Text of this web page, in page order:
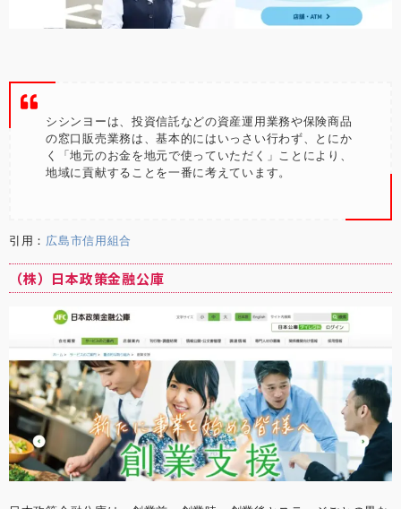
シシンヨーは、投資信託などの資産運用業務や保険商品
の窓口販売業務は、基本的にはいっさい行わず、とにか
く「地元のお金を地元で使っていただく」ことにより、
地域に貢献することを一番に考えています。
引用： 広島市信用組合
（株）日本政策金融公庫